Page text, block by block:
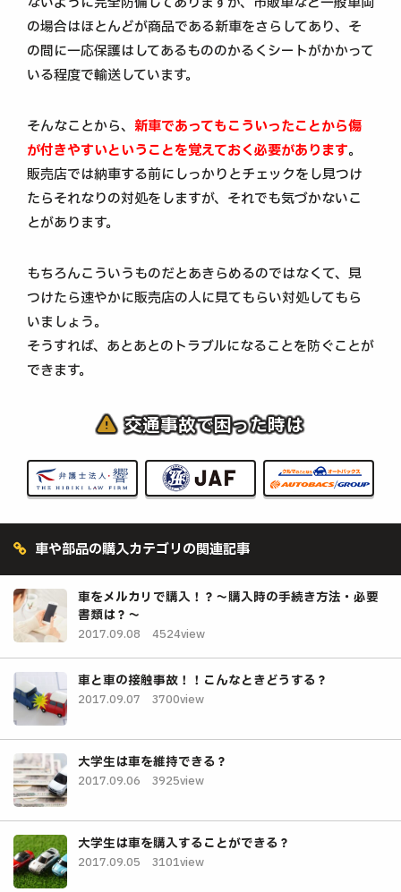
の場合はほとんどが商品である新車をさらしてあり、そ
の間に一応保護はしてあるもののかるくシートがかかって
いる程度で輸送しています。
そんなことから、 新車であってもこういったことから傷
が付きやすいということを覚えておく必要があります。
販売店では納車する前にしっかりとチェックをし見つけ
たらそれなりの対処をしますが、それでも気づかないこ
とがあります。
もちろんこういうものだとあきらめるのではなくて、見
つけたら速やかに販売店の人に見てもらい対処してもら
いましょう。
そうすれば、あとあとのトラブルになることを防ぐことが
できます。
交通事故で困った時は
車や部品の購入カテゴリの関連記事
車をメルカリで購入！？～購入時の手続き方法・必要
書類は？～
2017.09.08 4524view
車と車の接触事故！！こんなときどうする？
2017.09.07 3700view
大学生は車を維持できる？
2017.09.06 3925view
大学生は車を購入することができる？
2017.09.05 3101view